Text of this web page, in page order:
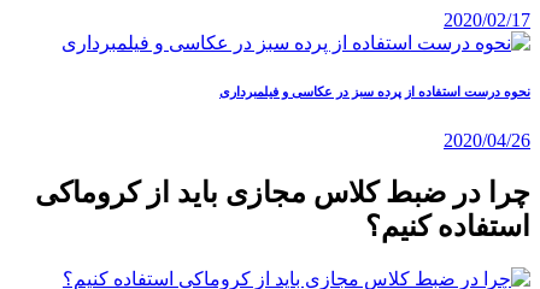
2020/02/17
نحوه درست استفاده از پرده سبز در عکاسی و فیلمبرداری
2020/04/26
چرا در ضبط کلاس مجازی باید از کروماکی
استفاده کنیم؟